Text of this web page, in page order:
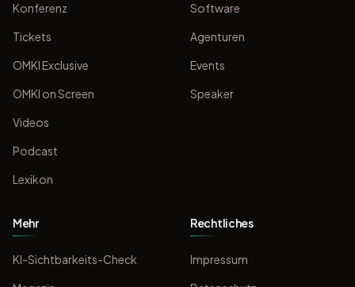
Konferenz
Tickets
OMKI Exclusive
OMKI on Screen
Videos
Podcast
Lexikon
Software
Agenturen
Events
Speaker
Mehr
KI-Sichtbarkeits-Check
Rechtliches
Impressum